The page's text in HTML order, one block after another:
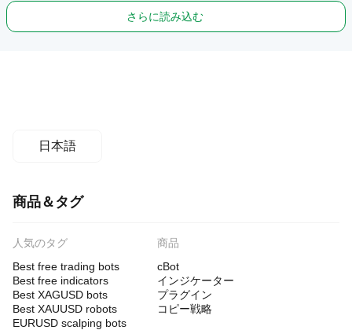
さらに読み込む
日本語
商品＆タグ
人気のタグ
Best free trading bots
Best free indicators
Best XAGUSD bots
Best XAUUSD robots
EURUSD scalping bots
商品
cBot
インジケーター
プラグイン
コピー戦略